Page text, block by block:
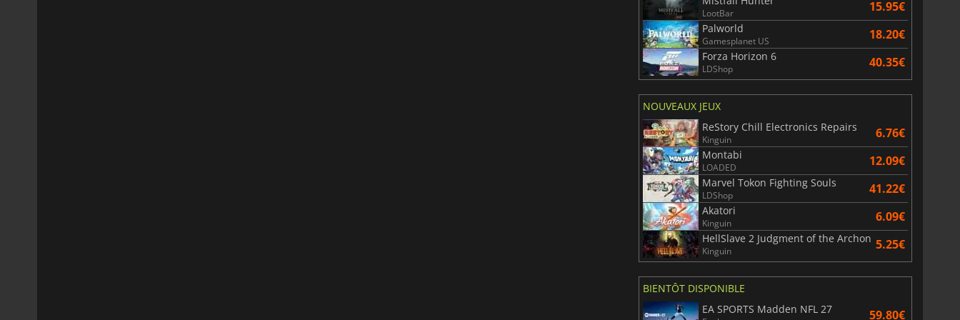
LootBar 15.95€
Palworld
Gamesplanet US 18.20€
Forza Horizon 6
LDShop 40.35€
NOUVEAUX JEUX
ReStory Chill Electronics Repairs
Kinguin 6.76€
Montabi
LOADED 12.09€
Marvel Tokon Fighting Souls
LDShop 41.22€
Akatori
Kinguin 6.09€
HellSlave 2 Judgment of the Archon
Kinguin 5.25€
BIENTÔT DISPONIBLE
EA SPORTS Madden NFL 27
59.80€